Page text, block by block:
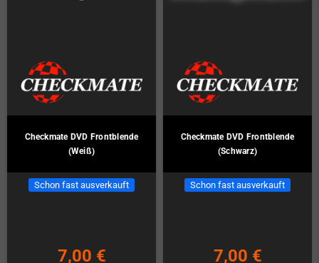
Checkmate DVD Frontblende
(Weiß)
Schon fast ausverkauft
7,00 €
Checkmate DVD Frontblende
(Schwarz)
Schon fast ausverkauft
7,00 €